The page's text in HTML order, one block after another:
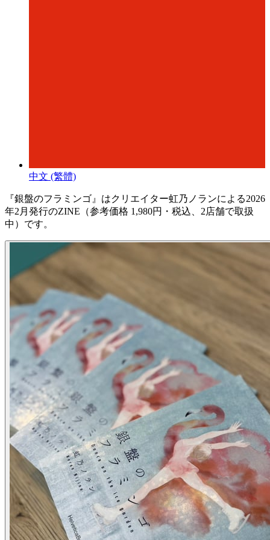
中文 (繁體)
『銀盤のフラミンゴ』はクリエイター虹乃ノランによる2026
年2月発行のZINE（参考価格 1,980円・税込、2店舗で取扱
中）です。